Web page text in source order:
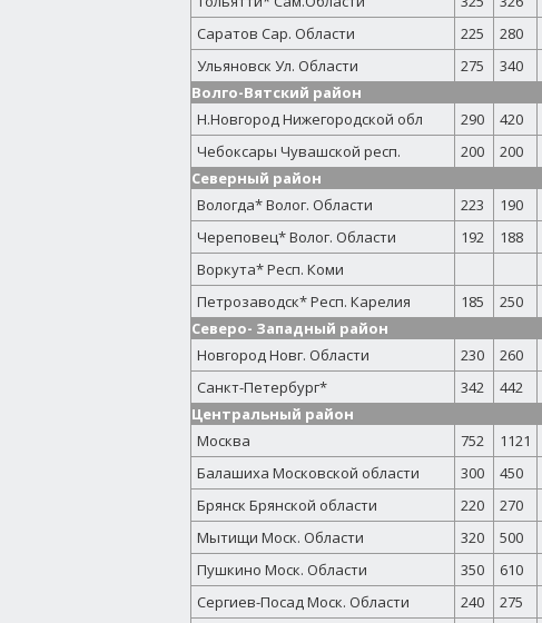
Саратов Сар. Области
225 280
Ульяновск Ул. Области
275 340
Волго-Вятский район
Н.Новгород Нижегородской обл
290 420
Чебоксары Чувашской респ.
200 200
Северный район
Вологда* Волог. Области
223 190
Череповец* Волог. Области
192 188
Воркута* Респ. Коми
Петрозаводск* Респ. Карелия
185 250
Северо- Западный район
Новгород Новг. Области
230 260
Санкт-Петербург*
342 442
Центральный район
Москва
752 1121
Балашиха Московской области
300 450
Брянск Брянской области
220 270
Мытищи Моск. Области
320 500
Пушкино Моск. Области
350 610
Сергиев-Посад Моск. Области
240 275